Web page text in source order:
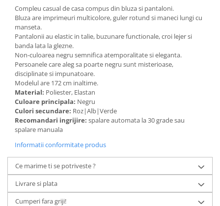
Compleu casual de casa compus din bluza si pantaloni.
Bluza are imprimeuri multicolore, guler rotund si maneci lungi cu
manseta.
Pantalonii au elastic in talie, buzunare functionale, croi lejer si
banda lata la glezne.
Non-culoarea negru semnifica atemporalitate si eleganta.
Persoanele care aleg sa poarte negru sunt misterioase,
disciplinate si impunatoare.
Modelul are 172 cm inaltime.
Material: Poliester, Elastan
Culoare principala: Negru
Culori secundare: Roz|Alb|Verde
Recomandari ingrijire: spalare automata la 30 grade sau
spalare manuala
Informatii conformitate produs
Ce marime ti se potriveste ?
Livrare si plata
Cumperi fara griji!